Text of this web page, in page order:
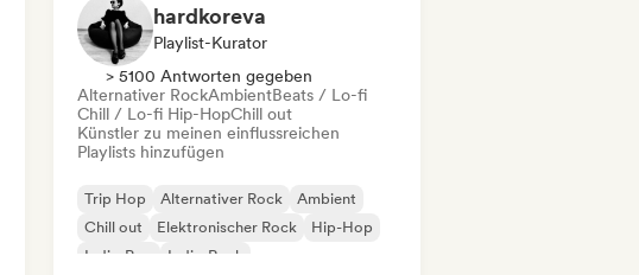
hardkoreva
Playlist-Kurator
> 5100 Antworten gegeben
Alternativer RockAmbientBeats / Lo-fi
Chill / Lo-fi Hip-HopChill out
Künstler zu meinen einflussreichen
Playlists hinzufügen
Trip Hop Alternativer Rock
Ambient
Chill out
Elektronischer Rock
Hip-Hop
Indie-Pop
Indie-Rock